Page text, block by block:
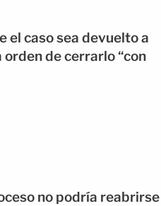
el caso sea devuelto a
de cerrarlo “con
no podría reabrirse